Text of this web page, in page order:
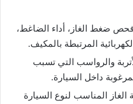
ضغط الغاز، أداء الضاغط،
المرتبطة بالمكيف.
والرواسب التي تسبب
داخل السيارة.
المناسب لنوع السيارة